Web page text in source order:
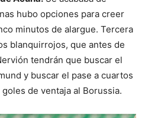
hubo opciones para creer
minutos de alargue. Tercera
blanquirrojos, que antes de
tendrán que buscar el
y buscar el pase a cuartos
de ventaja al Borussia.